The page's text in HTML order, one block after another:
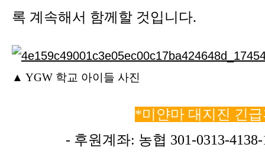
록 계속해서 함께할 것입니다.
▲ YGW 학교 아이들 사진
*미얀마 대지진 긴
- 후원계좌: 농협 301-0313-